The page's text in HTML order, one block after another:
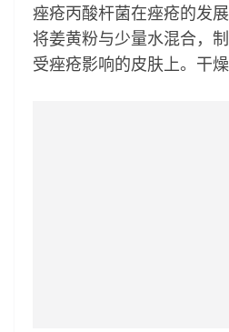
痤疮丙酸杆菌在痤疮的发
将姜黄粉与少量水混合，
受痤疮影响的皮肤上。干燥